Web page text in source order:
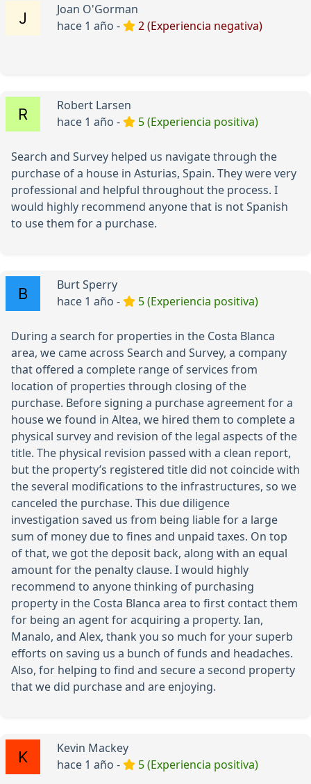
Joan O'Gorman
hace 1 año -
2 (Experiencia negativa)
Robert Larsen
hace 1 año -
5 (Experiencia positiva)
Search and Survey helped us navigate through the
purchase of a house in Asturias, Spain. They were very
professional and helpful throughout the process. I
would highly recommend anyone that is not Spanish
to use them for a purchase.
Burt Sperry
hace 1 año -
5 (Experiencia positiva)
During a search for properties in the Costa Blanca
area, we came across Search and Survey, a company
that offered a complete range of services from
location of properties through closing of the
purchase. Before signing a purchase agreement for a
house we found in Altea, we hired them to complete a
physical survey and revision of the legal aspects of the
title. The physical revision passed with a clean report,
but the property’s registered title did not coincide with
the several modifications to the infrastructures, so we
canceled the purchase. This due diligence
investigation saved us from being liable for a large
sum of money due to fines and unpaid taxes. On top
of that, we got the deposit back, along with an equal
amount for the penalty clause. I would highly
recommend to anyone thinking of purchasing
property in the Costa Blanca area to first contact them
for being an agent for acquiring a property. Ian,
Manalo, and Alex, thank you so much for your superb
efforts on saving us a bunch of funds and headaches.
Also, for helping to find and secure a second property
that we did purchase and are enjoying.
Kevin Mackey
hace 1 año -
5 (Experiencia positiva)